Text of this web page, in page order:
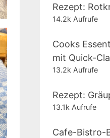
Rezept:
14.2k Aufrufe
Cooks
mit Quick-
13.2k Aufrufe
Rezept:
13.1k Aufrufe
Cafe-Bistro-